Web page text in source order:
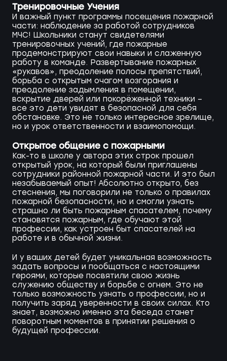
Тренировочные Учения
И важный пункт программы посещения пожарной
части: наблюдение за работой сотрудников
МЧС! Школьники станут свидетелями
тренировочных учений, где пожарные
продемонстрируют свои навыки и слаженную
работу в команде. Развертывание пожарных
«рукавов», преодоление полосы препятствий,
борьба с открытым очагом возгорания и
преодоление задымления в помещении,
вскрытие дверей или покорёженной техники –
все это дети увидят в безопасной для себя
обстановке. Это не только интересное зрелище,
но и урок ответственности и взаимопомощи.
Открытое общение с пожарными
Как-то в школе у автора этих строк прошел
открытый урок, на который были приглашены
сотрудники районной пожарной части. И это был
незабываемый опыт! Абсолютно открыто, без
стеснения, мы поговорили не только о правилах
пожарной безопасности, но и смогли узнать
страшно ли быть пожарным спасателем, почему
становятся пожарным, где обучают этой
профессии, как устроен быт спасателей на
работе и в обычной жизни.
И у ваших детей будет уникальная возможность
задать вопросы и пообщаться с настоящими
героями, которые посвятили свою жизнь
служению обществу и борьбе с огнем. Это не
только возможность узнать о профессии, но и
получить заряд уверенности в своих силах. Кто
знает, возможно именно эта беседа станет
поворотным моментов в принятии решения о
будущей профессии.